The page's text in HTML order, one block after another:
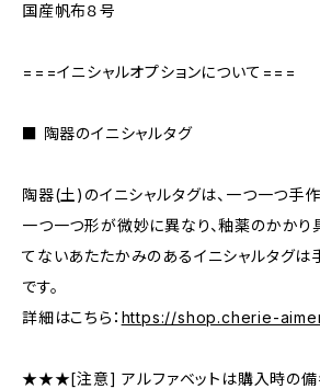
国産帆布８号
===イニシャルオプションについて===
■ 陶器のイニシャルタグ
陶器(土)のイニシャルタグは、一つ一つ手作
一つ一つ形が微妙に異なり、釉薬のかかり
てないあたたかみのあるイニシャルタグは
です。
詳細はこちら： https://shop.cherie-
★★★[注意] アルファベットは購入時の備